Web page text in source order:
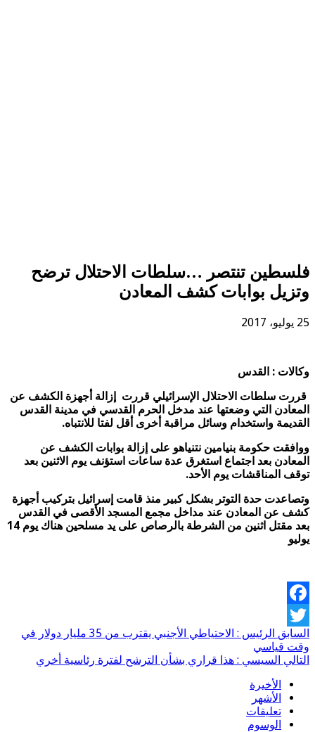
فلسطين تنتصر …سلطات الاحتلال ترضح
وتزيل بوابات كشف المعادن
25 يوليو، 2017
وكالات : القدس
قررت سلطات الاحتلال الإسرائيلي قررت إزالة أجهزة الكشف عن
المعادن التي وضعتها عند مدخل الحرم القدسي في مدينة القدس
القديمة واستخدام وسائل مراقبة أخرى أقل لفتا للانتباه.
ووافقت حكومة بنيامين نتنياهو على إزالة بوابات الكشف عن
المعادن بعد اجتماع استغرق عدة ساعات استؤنف يوم الاثنين بعد
توقف المناقشات يوم الأحد.
وتصاعدت حدة التوتر بشكل كبير منذ قامت إسرائيل بتركيب أجهزة
كشف عن المعادن عند مداخل مجمع المسجد الأقصى في القدس
بعد مقتل اثنين من الشرطة بالرصاص على يد مسلحين هناك يوم 14
يوليو
Facebook
Twitter
السابق
الرئيس : الاحتياطي الأجنبي يقترب من 35 مليار دولار في
وقت قياسي
التالي السيسي : هذا قراري بشأن الترشح لفترة رئاسية أخري
الأخيرة
الأشهر
تعليقات
الوسوم